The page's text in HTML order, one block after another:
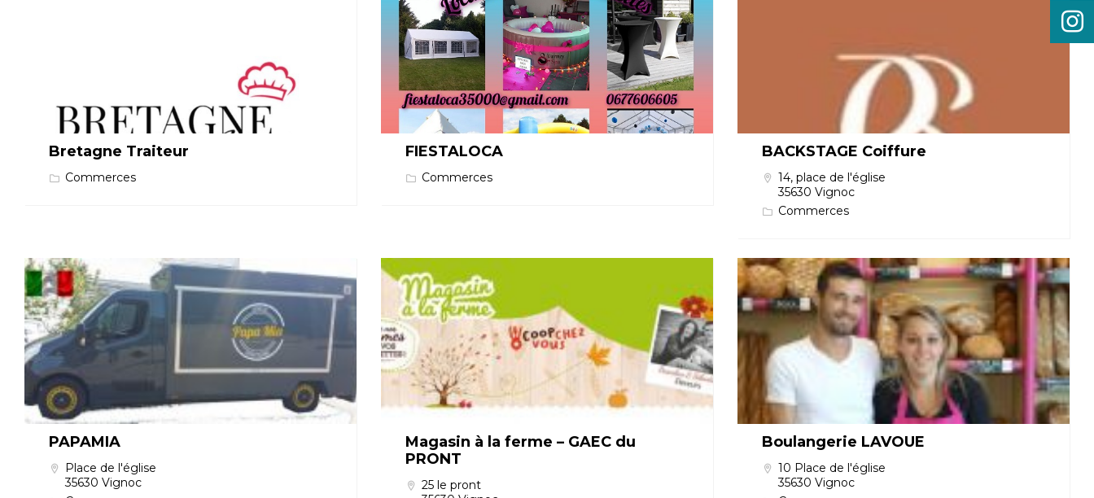
Bretagne Traiteur
Commerces
FIESTALOCA
Commerces
BACKSTAGE Coiffure
14, place de l'église
35630 Vignoc
Commerces
PAPAMIA
Place de l'église
35630 Vignoc
Magasin à la ferme – GAEC du
PRONT
25 le pront
Boulangerie LAVOUE
10 Place de l'église
35630 Vignoc